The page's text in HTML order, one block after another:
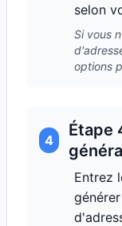
selon
Si vous
options
4
Étape
Entrez